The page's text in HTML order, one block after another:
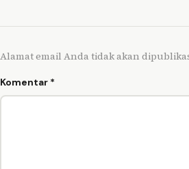
Alamat email Anda tidak akan
Komentar *